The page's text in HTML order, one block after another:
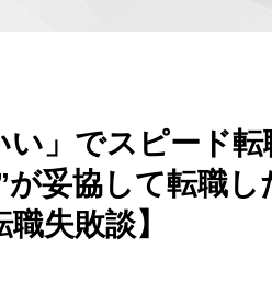
い」でスピード
が妥協して転職
失敗談】